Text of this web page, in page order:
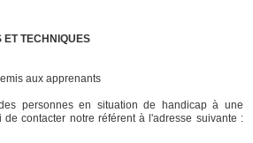
ET TECHNIQUES
aux apprenants
personnes en situation de handicap à une
de contacter notre référent à l'adresse suivante :